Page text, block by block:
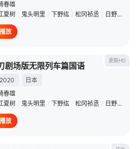
春雄
夏树 / 鬼头明里 / 下野纮 / 松冈祯丞 / 日野聪
放
更新HD
剧场版无限列车篇国语
2020
日本
春雄
夏树 / 鬼头明里 / 下野纮 / 松冈祯丞 / 日野聪
放